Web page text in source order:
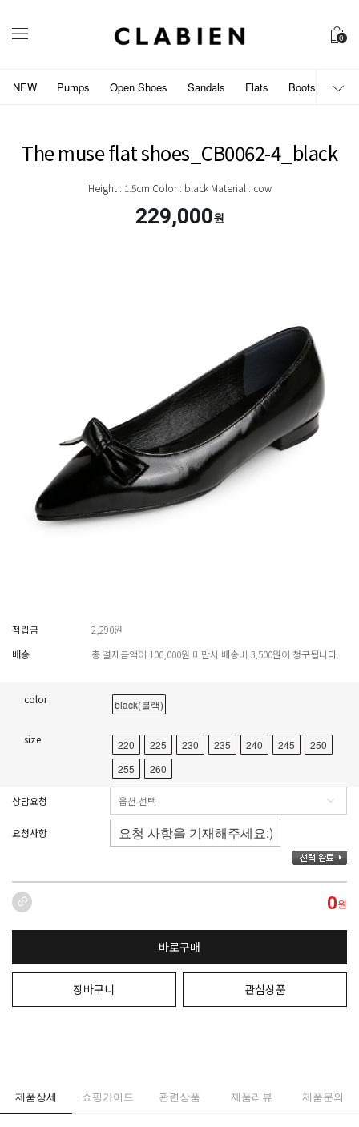
0
NEW Pumps Open Shoes Sandals Flats Boots 개
The muse flat shoes_CB0062-4_black
Height : 1.5cm Color : black Material : cow
229,000원
적립금
2,290원
배송
총 결제금액이 100,000원 미만시 배송비 3,500원이 청구됩니다.
color black(블랙)
size 220 225 230 235 240 245
250
255
260
상담요청
요청사항
0원
바로구매
장바구니 관심상품
제품상세 쇼핑가이드 관련상품 제품리뷰 제품문의